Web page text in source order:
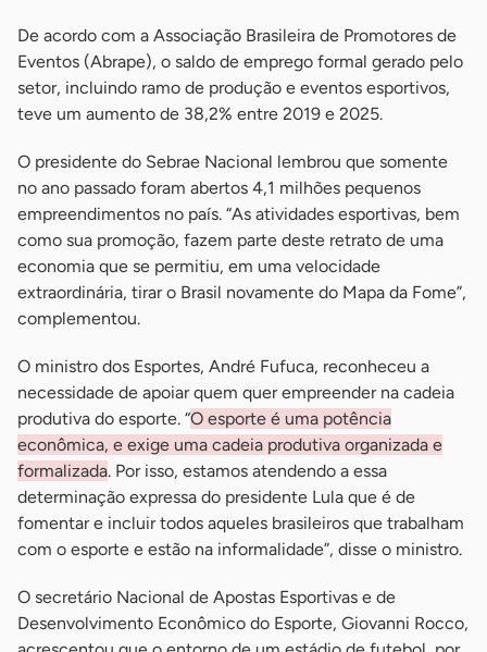
De acordo com a Associação Brasileira de Promotores de
Eventos (Abrape), o saldo de emprego formal gerado pelo
setor, incluindo ramo de produção e eventos esportivos,
teve um aumento de 38,2% entre 2019 e 2025.
O presidente do Sebrae Nacional lembrou que somente
no ano passado foram abertos 4,1 milhões pequenos
empreendimentos no país. “As atividades esportivas, bem
como sua promoção, fazem parte deste retrato de uma
economia que se permitiu, em uma velocidade
extraordinária, tirar o Brasil novamente do Mapa da Fome”,
complementou.
O ministro dos Esportes, André Fufuca, reconheceu a
necessidade de apoiar quem quer empreender na cadeia
produtiva do esporte. “O esporte é uma potência
econômica, e exige uma cadeia produtiva organizada e
formalizada. Por isso, estamos atendendo a essa
determinação expressa do presidente Lula que é de
fomentar e incluir todos aqueles brasileiros que trabalham
com o esporte e estão na informalidade”, disse o ministro.
O secretário Nacional de Apostas Esportivas e de
Desenvolvimento Econômico do Esporte, Giovanni Rocco,